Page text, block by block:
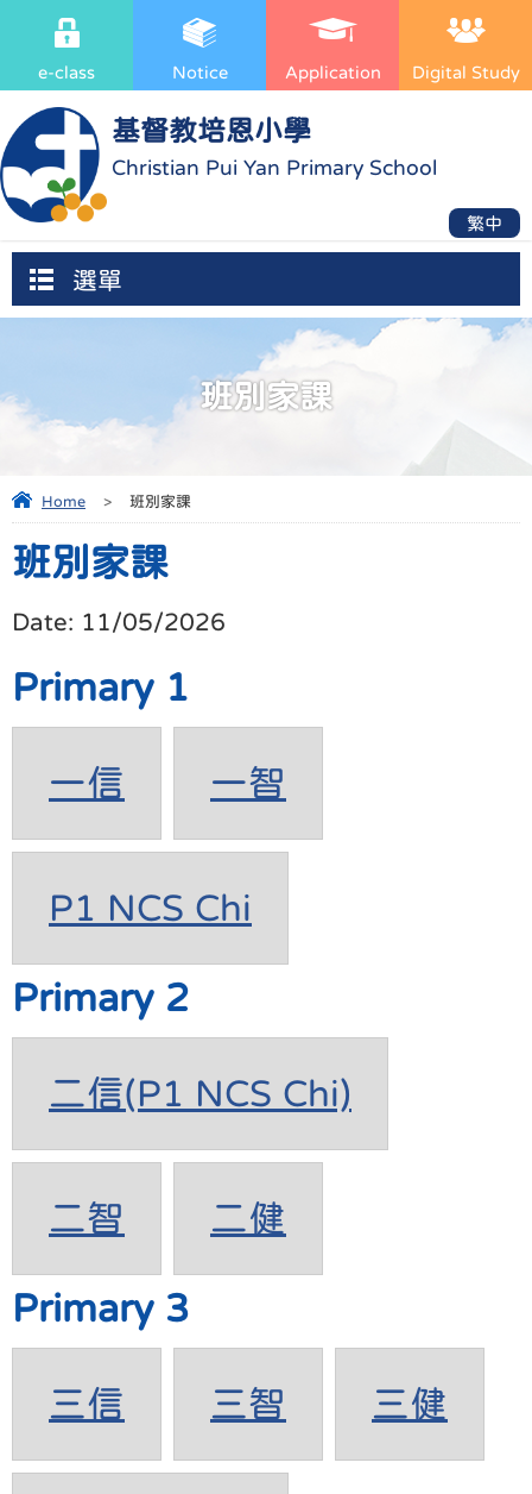
基督教培恩小學
Christian Pui Yan Primary School
e-class Notice Application Digital Study
繁中
選單
班別家課
Home > 班別家課
班別家課
Date: 11/05/2026
Primary 1
一信 一智
P1 NCS Chi
Primary 2
二信(P1 NCS Chi)
二智 二健
Primary 3
三信 三智 三健